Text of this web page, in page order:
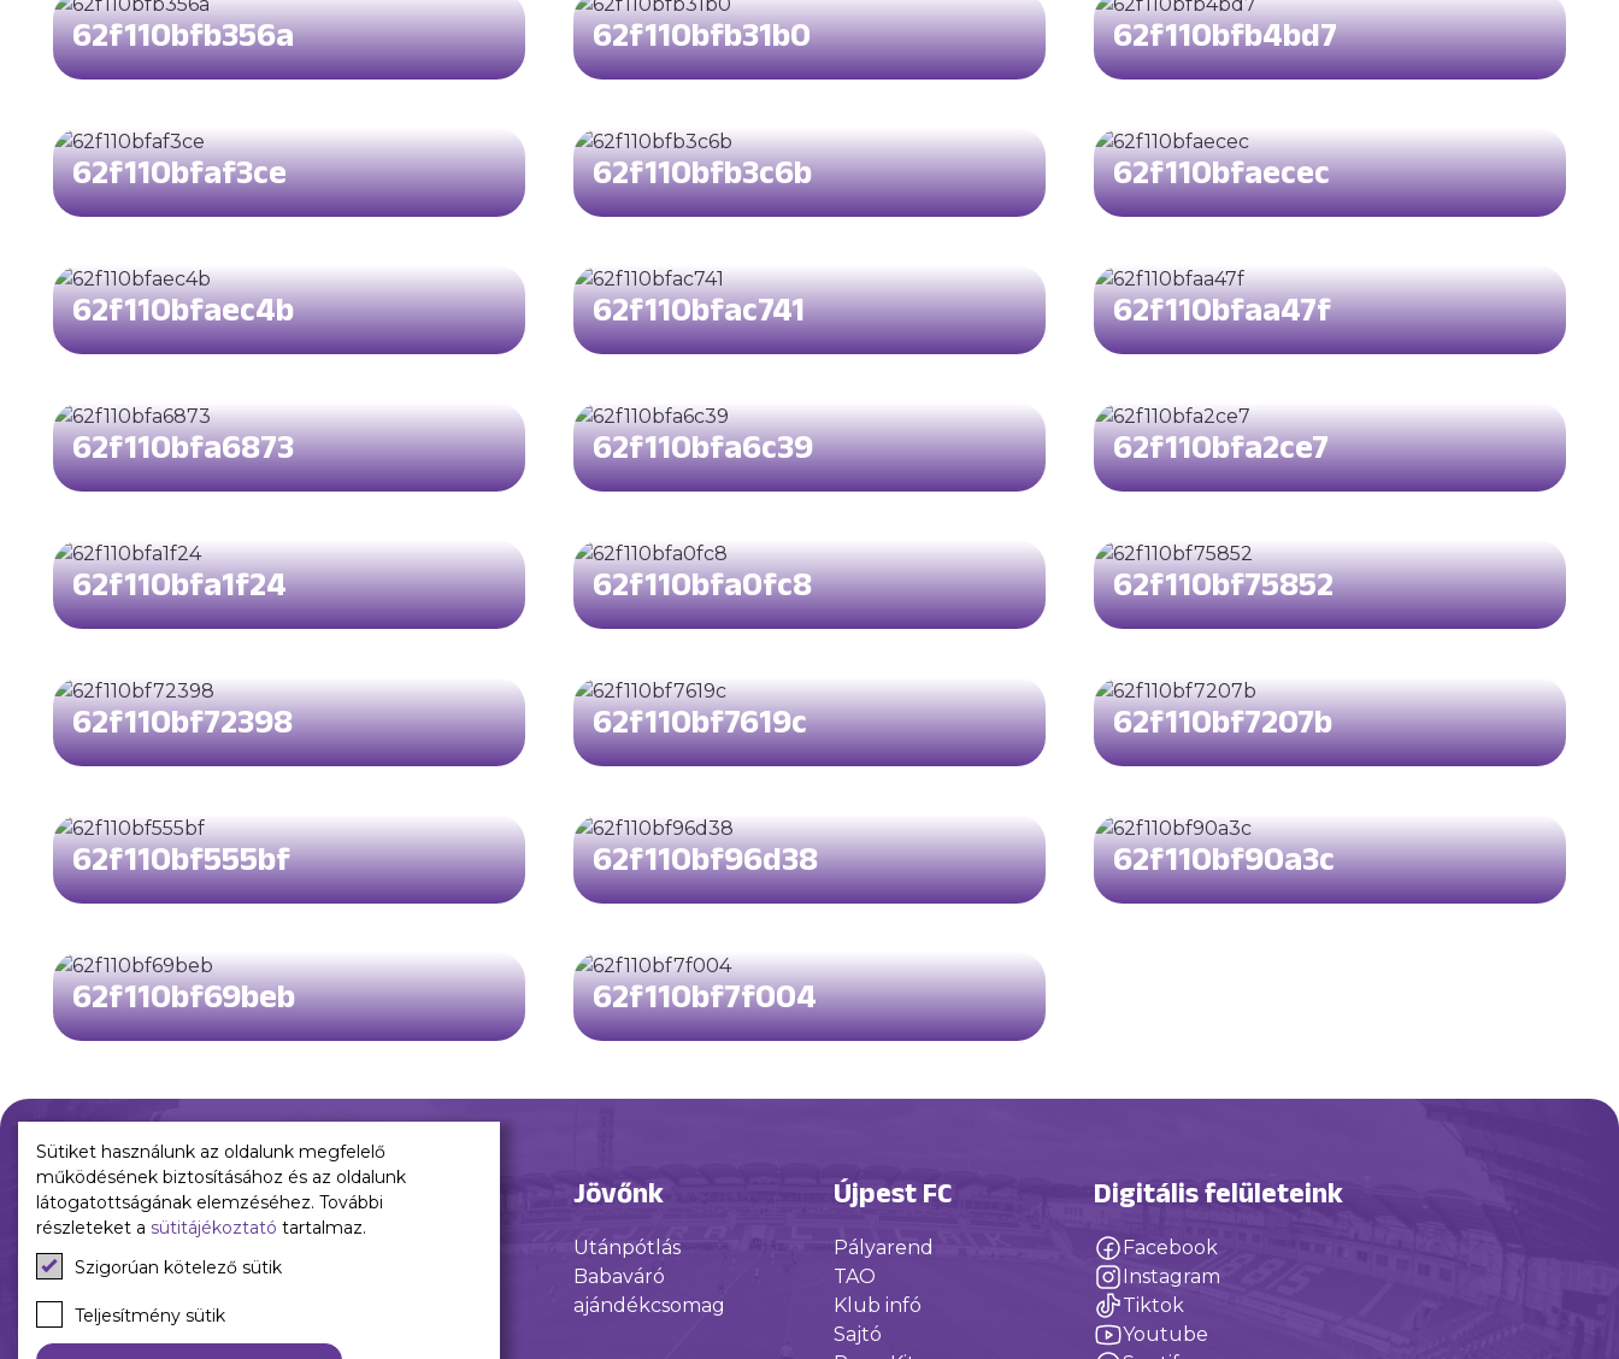
62f110bfb356a 62f110bfb31b0 62f110bfb4bd7
62f110bfaf3ce 62f110bfb3c6b 62f110bfaecec
62f110bfaec4b 62f110bfac741 62f110bfaa47f
62f110bfa6873 62f110bfa6c39 62f110bfa2ce7
62f110bfa1f24 62f110bfa0fc8 62f110bf75852
62f110bf72398 62f110bf7619c 62f110bf7207b
62f110bf555bf 62f110bf96d38 62f110bf90a3c
62f110bf69beb 62f110bf7f004
Múltunk
Történelmünk
Jelenünk Jövőnk
Utánpótlás
Babaváró
ajándékcsomag
Újpest FC
Pályarend
TAO
Klub infó
Sajtó
Digitális felületeink
Facebook
Instagram
Tiktok
Youtube
Sütiket használunk az oldalunk megfelelő
működésének biztosításához és az oldalunk
látogatottságának elemzéséhez. További
részleteket a sütitájékoztató tartalmaz.
Szigorúan kötelező sütik
Teljesítmény sütik